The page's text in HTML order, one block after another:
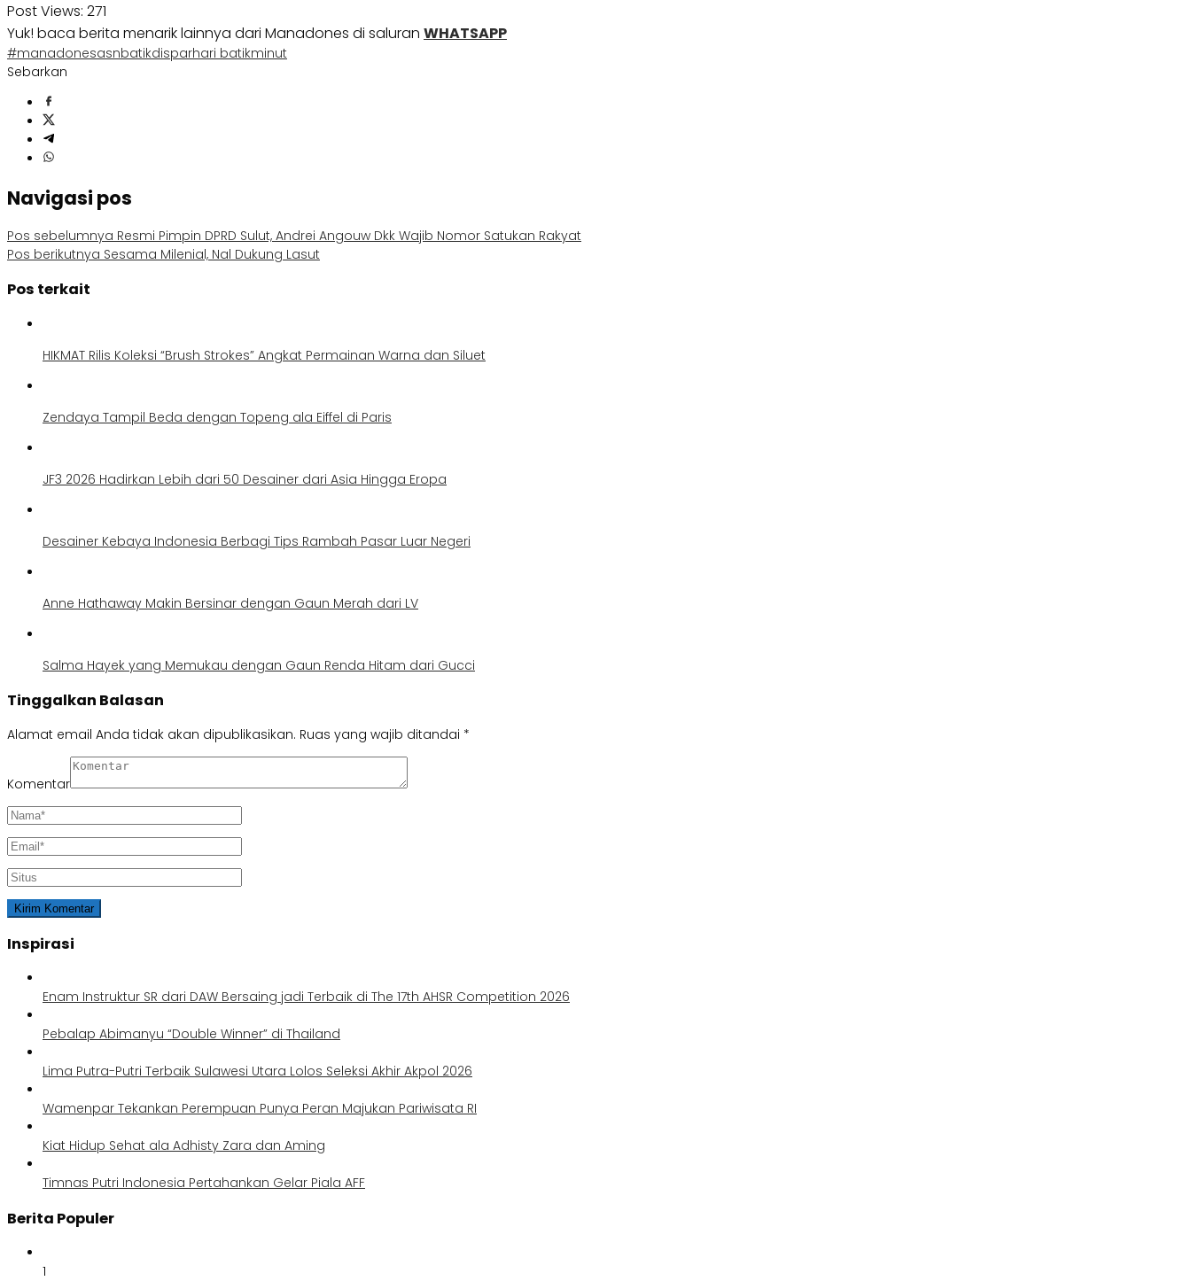
Post Views: 271
Yuk! baca berita menarik lainnya dari Manadones di saluran WHATSAPP
#manadonesasnbatikdisparhari batikminut
Sebarkan
Navigasi pos
Pos sebelumnya Resmi Pimpin DPRD Sulut, Andrei Angouw Dkk Wajib Nomor Satukan Rakyat
Pos berikutnya Sesama Milenial, Nal Dukung Lasut
Pos terkait
HIKMAT Rilis Koleksi “Brush Strokes” Angkat Permainan Warna dan Siluet
Zendaya Tampil Beda dengan Topeng ala Eiffel di Paris
JF3 2026 Hadirkan Lebih dari 50 Desainer dari Asia Hingga Eropa
Desainer Kebaya Indonesia Berbagi Tips Rambah Pasar Luar Negeri
Anne Hathaway Makin Bersinar dengan Gaun Merah dari LV
Salma Hayek yang Memukau dengan Gaun Renda Hitam dari Gucci
Tinggalkan Balasan
Alamat email Anda tidak akan dipublikasikan. Ruas yang wajib ditandai *
Komentar
Inspirasi
Enam Instruktur SR dari DAW Bersaing jadi Terbaik di The 17th AHSR Competition 2026
Pebalap Abimanyu “Double Winner” di Thailand
Lima Putra-Putri Terbaik Sulawesi Utara Lolos Seleksi Akhir Akpol 2026
Wamenpar Tekankan Perempuan Punya Peran Majukan Pariwisata RI
Kiat Hidup Sehat ala Adhisty Zara dan Aming
Timnas Putri Indonesia Pertahankan Gelar Piala AFF
Berita Populer
1